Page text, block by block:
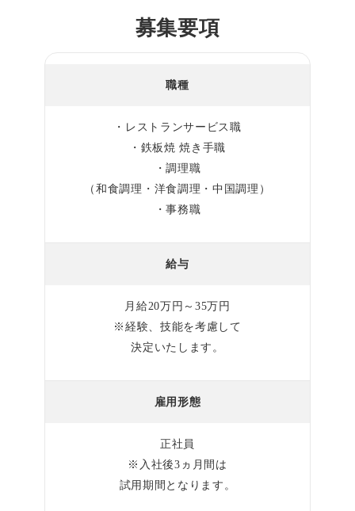
募集要項
職種
・レストランサービス職
・鉄板焼 焼き手職
・調理職
（和食調理・洋食調理・中国調理）
・事務職
給与
月給20万円～35万円
※経験、技能を考慮して
決定いたします。
雇用形態
正社員
※入社後3ヵ月間は
試用期間となります。